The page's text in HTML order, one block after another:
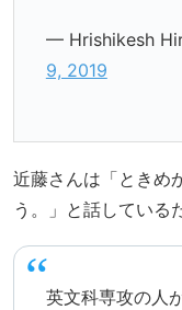
— Hrishikesh
9, 2019
近藤さんは「ときめ
う。」と話している
英文科専攻の人